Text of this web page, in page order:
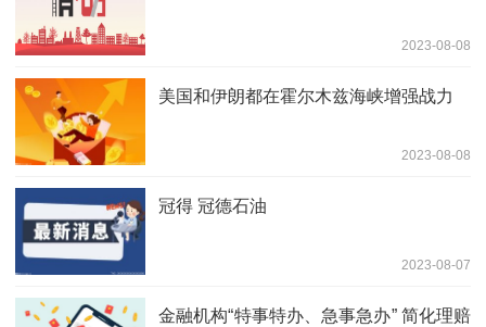
2023-08-08
美国和伊朗都在霍尔木兹海峡增强战力
2023-08-08
冠得 冠德石油
2023-08-07
金融机构“特事特办、急事急办” 简化理赔